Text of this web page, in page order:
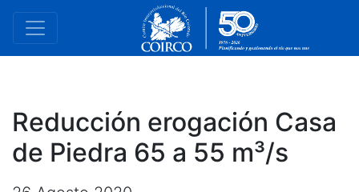
Reducción erogación Casa
de Piedra 65 a 55 m³/s